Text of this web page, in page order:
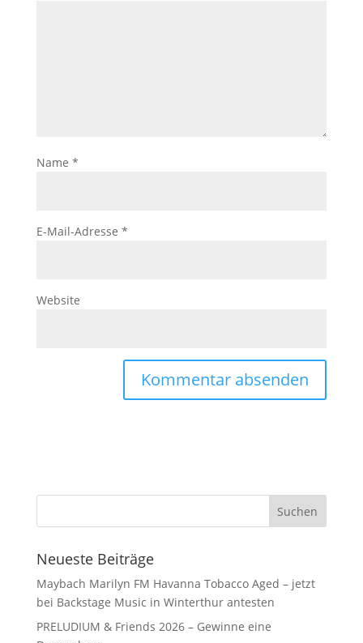
Name *
E-Mail-Adresse *
Website
Neueste Beiträge
Maybach Marilyn FM Havanna Tobacco Aged – jetzt
bei Backstage Music in Winterthur antesten
PRELUDIUM & Friends 2026 – Gewinne eine